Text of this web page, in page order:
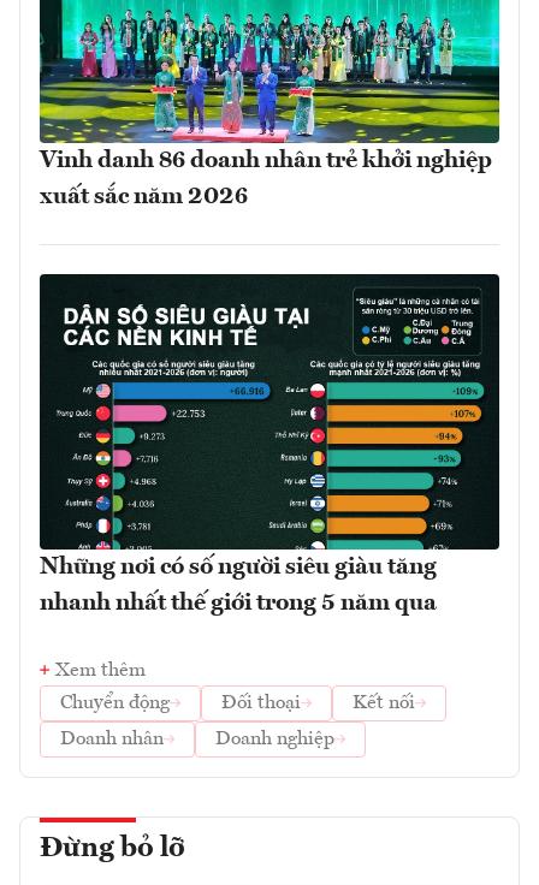
Vinh danh 86 doanh nhân trẻ khởi nghiệp
xuất sắc năm 2026
Những nơi có số người siêu giàu tăng
nhanh nhất thế giới trong 5 năm qua
Xem thêm
Chuyển động
Đối thoại
Kết nối
Doanh nhân
Doanh nghiệp
Đừng bỏ lỡ